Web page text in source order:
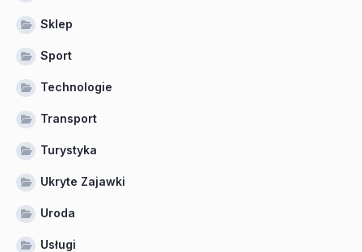
Sklep
Sport
Technologie
Transport
Turystyka
Ukryte Zajawki
Uroda
Usługi